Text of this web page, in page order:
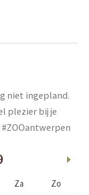
niet ingepland.
plezier bij je
Za Zo